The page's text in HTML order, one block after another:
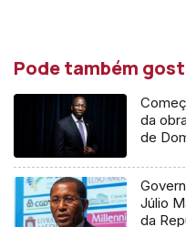
Pode também
da
de
Júlio
da